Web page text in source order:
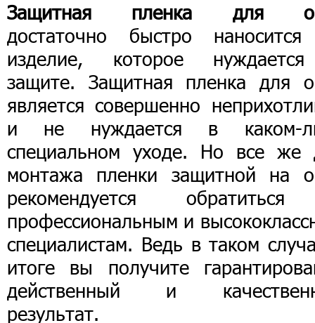
Защитная пленка для
достаточно быстро
изделие, которое
защите. Защитная пленка для
является совершенно
и не нуждается в каком-
специальном уходе. Но все же
монтажа пленки защитной на
рекомендуется
профессиональным и
специалистам. Ведь в таком
итоге вы получите
действенный и
результат.